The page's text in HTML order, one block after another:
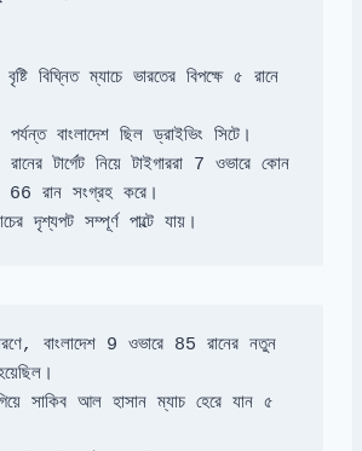
বিঘ্নিত ম্যাচে ভারতের বিপক্ষে ৫ রানে
টার্গেট নিয়ে টাইগাররা 7 ওভারে কোন
দৃশ্যপট সম্পূর্ণ পাল্টে যায়।
বাংলাদেশ 9 ওভারে 85 রানের নতুন
সাকিব আল হাসান ম্যাচ হেরে যান ৫